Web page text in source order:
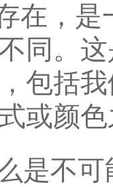
在，
同。
包括
或颜
是不